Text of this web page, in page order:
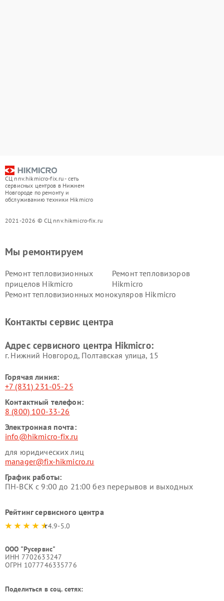
СЦ nnv.hikmicro-fix.ru - сеть
сервисных центров в Нижнем
Новгороде по ремонту и
обслуживанию техники Hikmicro
2021-2026 © СЦ nnv.hikmicro-fix.ru
Мы ремонтируем
Ремонт тепловизионных
прицелов Hikmicro
Ремонт тепловизоров
Hikmicro
Ремонт тепловизионных монокуляров Hikmicro
Контакты сервис центра
Адрес сервисного центра Hikmicro:
г. Нижний Новгород, Полтавская улица, 15
Горячая линия:
+7 (831) 231-05-25
Контактный телефон:
8 (800) 100-33-26
Электронная почта:
info@hikmicro-fix.ru
для юридических лиц
manager@fix-hikmicro.ru
График работы:
ПН-ВСК с 9:00 до 21:00 без перерывов и выходных
Рейтинг сервисного центра
4.9-5.0
ООО "Русервис"
ИНН 7702633247
ОГРН 1077746335776
Поделиться в соц. сетях: